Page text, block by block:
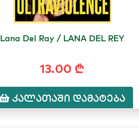
Lana Del Ray / LANA DEL REY
13.00 ₾
კალათაში დამატება